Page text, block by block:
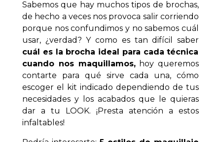
Sabemos que hay muchos tipos de brochas,
de hecho a veces nos provoca salir corriendo
porque nos confundimos y no sabemos cuál
usar, ¿verdad? Y como es tan difícil saber
cuál es la brocha ideal para cada técnica
cuando nos maquillamos,hoy queremos
contarte para qué sirve cada una, cómo
escoger el kit indicado dependiendo de tus
necesidades y los acabados que le quieras
dar a tu LOOK. ¡Presta atención a estos
infaltables!